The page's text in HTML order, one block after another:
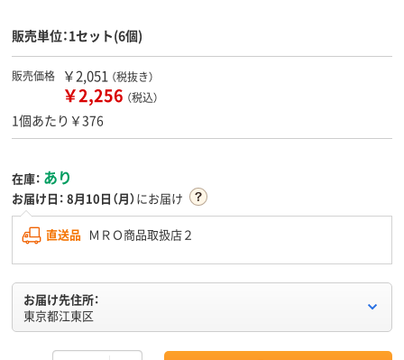
販売単位：1セット(6個)
販売価格 ￥2,051 （税抜き）
￥2,256 （税込）
1個あたり￥376
在庫： あり
お届け日： 8月10日（月）にお届け
直送品 ＭＲＯ商品取扱店２
お届け先住所：
東京都江東区